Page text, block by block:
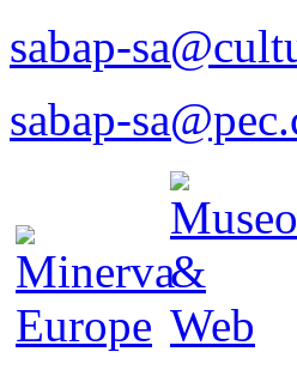
sabap-
sabap-